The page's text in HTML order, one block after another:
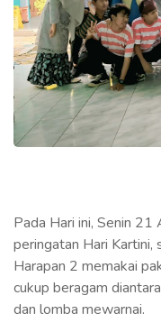
Pada Hari ini, Senin
peringatan Hari Kartini,
Harapan 2 memakai
cukup beragam
dan lomba mewarnai.